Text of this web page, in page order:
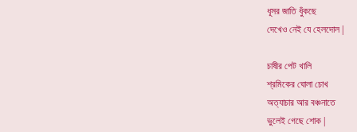
ধূসর জাতি ধুঁকছে
দেখেও নেই যে হেলদোল |
চাষীর পেট খালি
শ্রমিকের ঘোলা চোখ
অত্যাচার আর বঞ্চনাতে
ভুলেই গেছে শোক |